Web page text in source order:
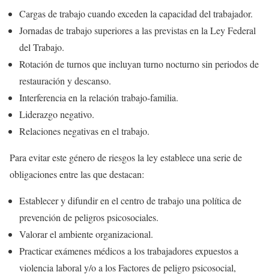
Cargas de trabajo cuando exceden la capacidad del trabajador.
Jornadas de trabajo superiores a las previstas en la Ley Federal
del Trabajo.
Rotación de turnos que incluyan turno nocturno sin periodos de
restauración y descanso.
Interferencia en la relación trabajo-familia.
Liderazgo negativo.
Relaciones negativas en el trabajo.
Para evitar este género de riesgos la ley establece una serie de
obligaciones entre las que destacan:
Establecer y difundir en el centro de trabajo una política de
prevención de peligros psicosociales.
Valorar el ambiente organizacional.
Practicar exámenes médicos a los trabajadores expuestos a
violencia laboral y/o a los Factores de peligro psicosocial,